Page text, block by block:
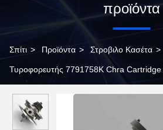
προϊόντα
Σπίτι > Προϊόντα > Στροβιλο Κασέτα >
Τυροφορευτής 7791758K Chra